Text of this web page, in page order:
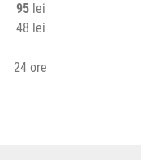
95lei
48 lei
24 ore